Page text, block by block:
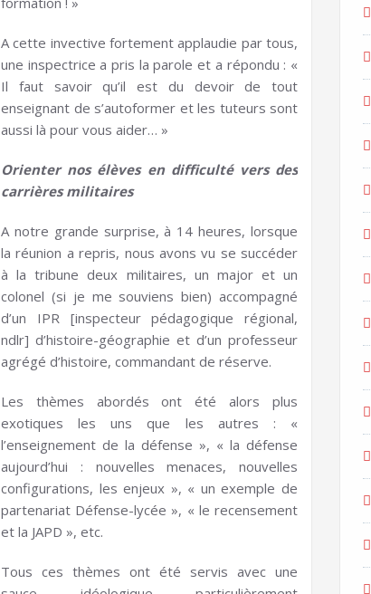
A cette invective fortement applaudie par tous,
une inspectrice a pris la parole et a répondu : «
Il faut savoir qu’il est du devoir de tout
enseignant de s’autoformer et les tuteurs sont
aussi là pour vous aider… »
Orienter nos élèves en difficulté vers des
carrières militaires
A notre grande surprise, à 14 heures, lorsque
la réunion a repris, nous avons vu se succéder
à la tribune deux militaires, un major et un
colonel (si je me souviens bien) accompagné
d’un IPR [inspecteur pédagogique régional,
ndlr] d’histoire-géographie et d’un professeur
agrégé d’histoire, commandant de réserve.
Les thèmes abordés ont été alors plus
exotiques les uns que les autres : «
l’enseignement de la défense », « la défense
aujourd’hui : nouvelles menaces, nouvelles
configurations, les enjeux », « un exemple de
partenariat Défense-lycée », « le recensement
et la JAPD », etc.
Tous ces thèmes ont été servis avec une